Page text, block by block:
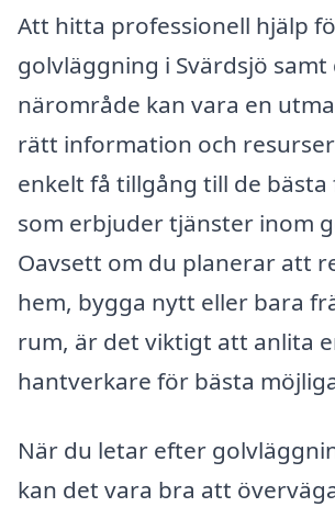
Att hitta professionell hjälp
golvläggning i Svärdsjö samt
närområde kan vara en
rätt information och
enkelt få tillgång till de
som erbjuder tjänster inom
Oavsett om du planerar att
hem, bygga nytt eller bara
rum, är det viktigt att anlita
hantverkare för bästa
När du letar efter
kan det vara bra att